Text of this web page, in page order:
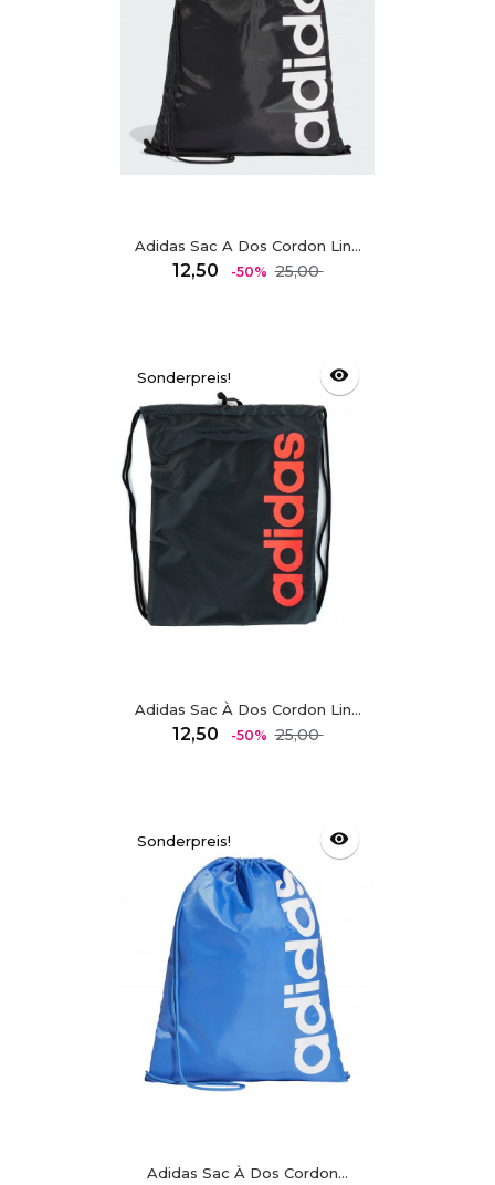
Adidas Sac A Dos Cordon Lin...
12,50
Regulärer
-50% 25,00Preis
Sonderpreis! visibility
Adidas Sac À Dos Cordon Lin...
12,50
Regulärer
-50% 25,00Preis
Sonderpreis! visibility
Adidas Sac À Dos Cordon...